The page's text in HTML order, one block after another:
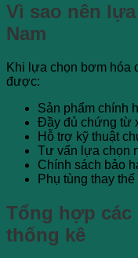
Vì sao nên
Nam
Khi lựa chọn bơm hóa
được:
Sản phẩm chính
Đầy đủ chứng từ
Hỗ trợ kỹ thuật
Tư vấn lựa chọn
Chính sách bảo
Phụ tùng thay thế
Tổng hợp các
thống kê